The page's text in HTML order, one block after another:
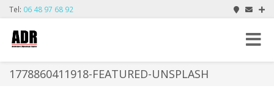
Tel: 06 48 97 68 92
Toggle
1778860411918-FEATURED-UNSPLASH